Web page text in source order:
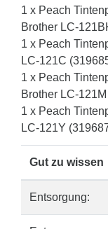
1 x Peach
Brother LC-
1 x Peach
LC-121C
1 x Peach
Brother LC-
1 x Peach
LC-121Y
Gut zu wissen
Entsorgung: